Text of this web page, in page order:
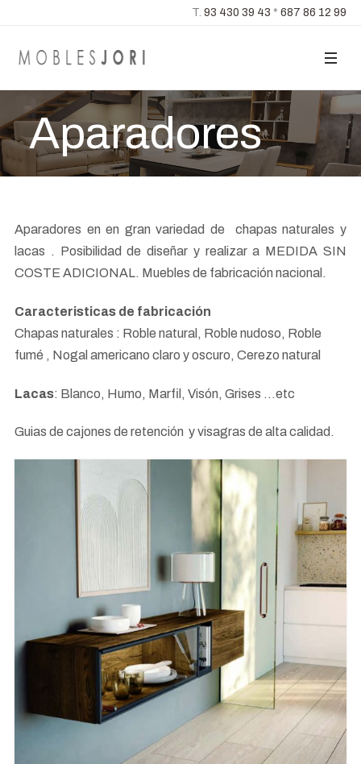
T. 93 430 39 43 * 687 86 12 99
Aparadores
Aparadores en en gran variedad de chapas naturales y
lacas . Posibilidad de diseñar y realizar a MEDIDA SIN
COSTE ADICIONAL. Muebles de fabricación nacional.
Caracteristicas de fabricación
Chapas naturales : Roble natural, Roble nudoso, Roble
fumé , Nogal americano claro y oscuro, Cerezo natural
Lacas: Blanco, Humo, Marfil, Visón, Grises ...etc
Guias de cajones de retención y visagras de alta calidad.